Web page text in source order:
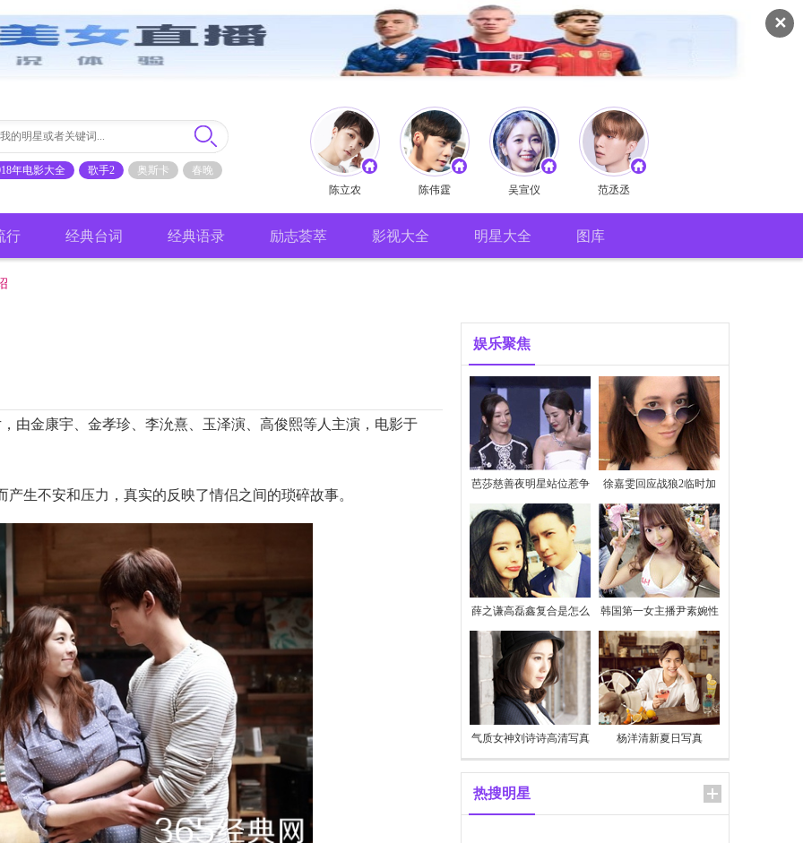
✕
年电影大全 歌手2 奥斯卡
春晚
陈立农
陈伟霆 吴宣仪 范丞丞
行 经典台词 经典语录 励志荟萃 影视大全 明星大全 图库
由金康宇、金孝珍、李沇熹、玉泽演、高俊熙等人主演，电影于
生不安和压力，真实的反映了情侣之间的琐碎故事。
娱乐聚焦
芭莎慈善夜明星站位惹争
议
徐嘉雯回应战狼2临时加
价
薛之谦高磊鑫复合是怎么
回事
韩国第一女主播尹素婉性
感私照
气质女神刘诗诗高清写真 杨洋清新夏日写真
热搜明星